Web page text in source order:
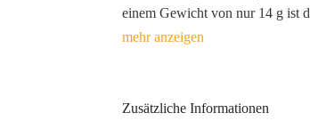
einem Gewicht von nur 14 g ist
Abenteuer und Outdoor-
Ob bei nächtlichen Ausflügen
Zusätzliche Informationen